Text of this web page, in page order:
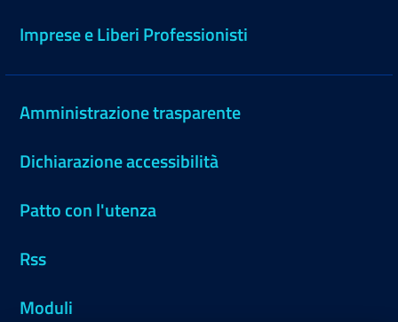
Imprese e Liberi Professionisti
Amministrazione trasparente
Dichiarazione accessibilità
Patto con l'utenza
Rss
Moduli